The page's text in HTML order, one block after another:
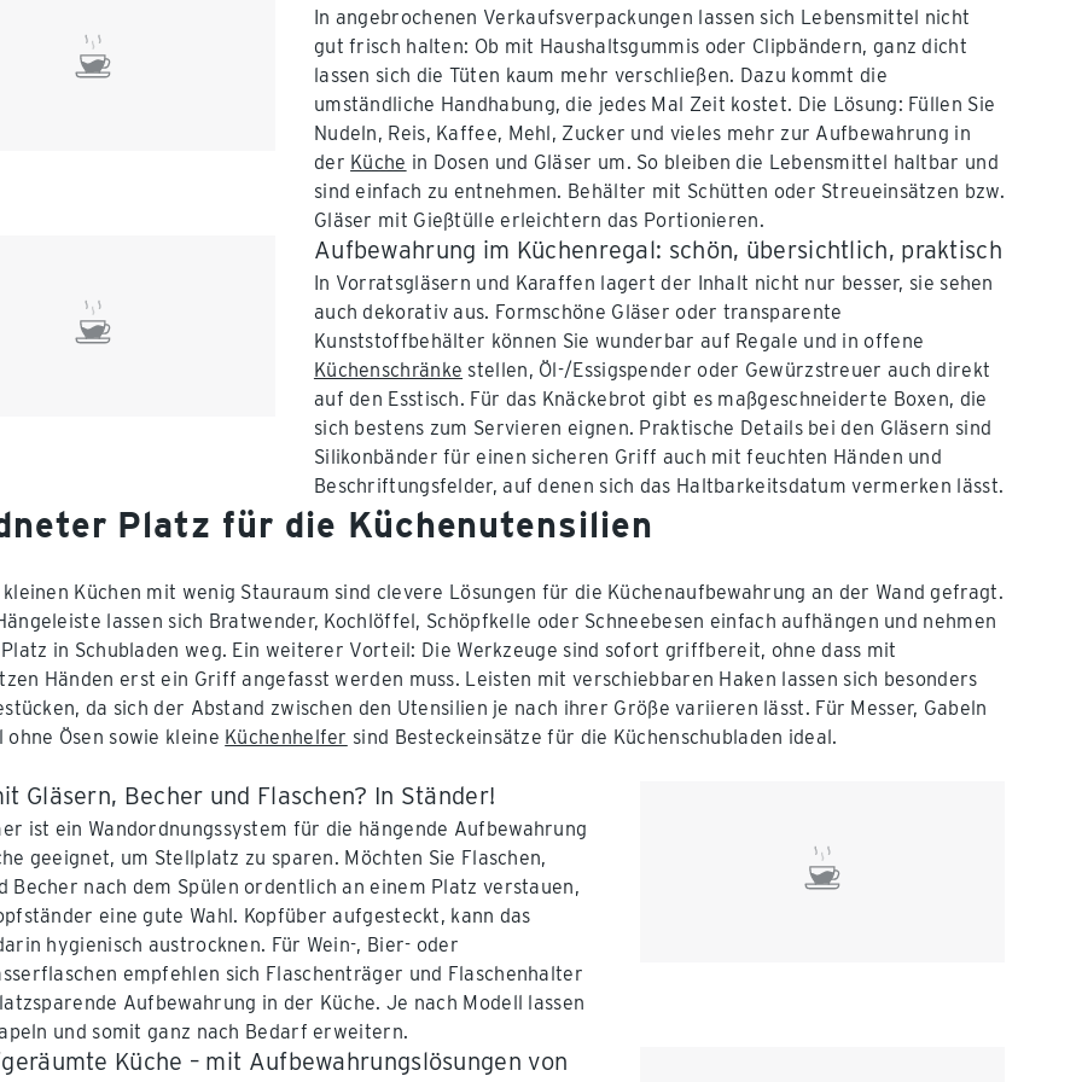
In angebrochenen Verkaufsverpackungen lassen sich Lebensmittel nicht
gut frisch halten: Ob mit Haushaltsgummis oder Clipbändern, ganz dicht
lassen sich die Tüten kaum mehr verschließen. Dazu kommt die
umständliche Handhabung, die jedes Mal Zeit kostet. Die Lösung: Füllen Sie
Nudeln, Reis, Kaffee, Mehl, Zucker und vieles mehr zur Aufbewahrung in
der Küche in Dosen und Gläser um. So bleiben die Lebensmittel haltbar und
sind einfach zu entnehmen. Behälter mit Schütten oder Streueinsätzen bzw.
Gläser mit Gießtülle erleichtern das Portionieren.
Aufbewahrung im Küchenregal: schön, übersichtlich, praktisch
In Vorratsgläsern und Karaffen lagert der Inhalt nicht nur besser, sie sehen
auch dekorativ aus. Formschöne Gläser oder transparente
Kunststoffbehälter können Sie wunderbar auf Regale und in offene
Küchenschränke stellen, Öl-/Essigspender oder Gewürzstreuer auch direkt
auf den Esstisch. Für das Knäckebrot gibt es maßgeschneiderte Boxen, die
sich bestens zum Servieren eignen. Praktische Details bei den Gläsern sind
Silikonbänder für einen sicheren Griff auch mit feuchten Händen und
Beschriftungsfelder, auf denen sich das Haltbarkeitsdatum vermerken lässt.
Platz für die Küchenutensilien
Küchen mit wenig Stauraum sind clevere Lösungen für die Küchenaufbewahrung an der Wand gefragt.
lassen sich Bratwender, Kochlöffel, Schöpfkelle oder Schneebesen einfach aufhängen und nehmen
in Schubladen weg. Ein weiterer Vorteil: Die Werkzeuge sind sofort griffbereit, ohne dass mit
Händen erst ein Griff angefasst werden muss. Leisten mit verschiebbaren Haken lassen sich besonders
da sich der Abstand zwischen den Utensilien je nach ihrer Größe variieren lässt. Für Messer, Gabeln
Ösen sowie kleine Küchenhelfer sind Besteckeinsätze für die Küchenschubladen ideal.
Gläsern, Becher und Flaschen? In Ständer!
ist ein Wandordnungssystem für die hängende Aufbewahrung
geeignet, um Stellplatz zu sparen. Möchten Sie Flaschen,
Becher nach dem Spülen ordentlich an einem Platz verstauen,
eine gute Wahl. Kopfüber aufgesteckt, kann das
hygienisch austrocknen. Für Wein-, Bier- oder
empfehlen sich Flaschenträger und Flaschenhalter
Aufbewahrung in der Küche. Je nach Modell lassen
und somit ganz nach Bedarf erweitern.
Küche – mit Aufbewahrungslösungen von